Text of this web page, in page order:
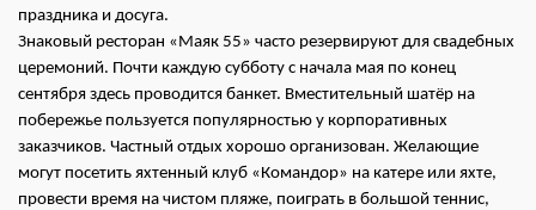
праздника и досуга.
Знаковый ресторан «Маяк 55» часто резервируют для свадебных
церемоний. Почти каждую субботу с начала мая по конец
сентября здесь проводится банкет. Вместительный шатёр на
побережье пользуется популярностью у корпоративных
заказчиков. Частный отдых хорошо организован. Желающие
могут посетить яхтенный клуб «Командор» на катере или яхте,
провести время на чистом пляже, поиграть в большой теннис,